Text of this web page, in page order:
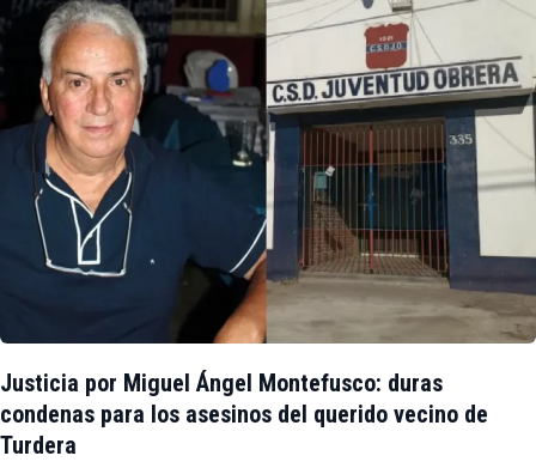
Justicia por Miguel Ángel Montefusco: duras
condenas para los asesinos del querido vecino de
Turdera